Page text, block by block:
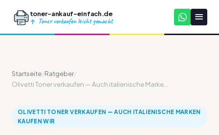
toner-ankauf-einfach.de
Toner verkaufen leicht gemacht
Startseite/Ratgeber/
Olivetti Toner verkaufen — Auch italienische Marke...
OLIVETTI TONER VERKAUFEN — AUCH ITALIENISCHE MARKEN
KAUFEN WIR